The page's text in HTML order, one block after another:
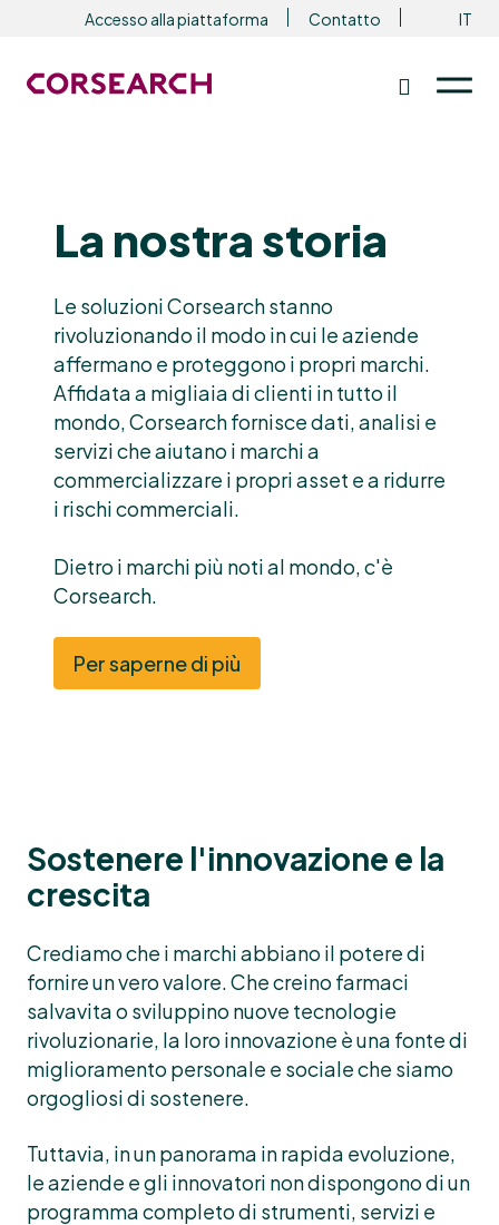
Accesso alla piattaforma Contatto IT
La nostra storia
Le soluzioni Corsearch stanno
rivoluzionando il modo in cui le aziende
affermano e proteggono i propri marchi.
Affidata a migliaia di clienti in tutto il
mondo, Corsearch fornisce dati, analisi e
servizi che aiutano i marchi a
commercializzare i propri asset e a ridurre
i rischi commerciali.
Dietro i marchi più noti al mondo, c'è
Corsearch.
Per saperne di più
Sostenere l'innovazione e la
crescita
Crediamo che i marchi abbiano il potere di
fornire un vero valore. Che creino farmaci
salvavita o sviluppino nuove tecnologie
rivoluzionarie, la loro innovazione è una fonte di
miglioramento personale e sociale che siamo
orgogliosi di sostenere.
Tuttavia, in un panorama in rapida evoluzione,
le aziende e gli innovatori non dispongono di un
programma completo di strumenti, servizi e